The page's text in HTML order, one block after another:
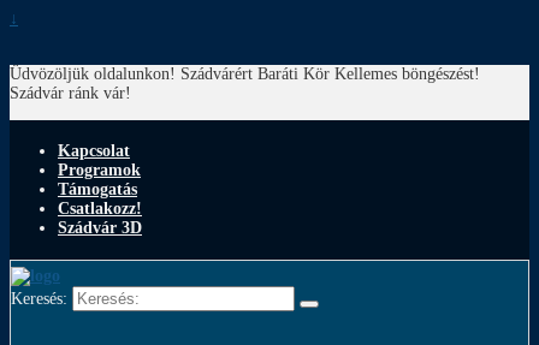
↓
Üdvözöljük oldalunkon! Szádvárért Baráti Kör Kellemes böngészést!
Szádvár ránk vár!
Kapcsolat
Programok
Támogatás
Csatlakozz!
Szádvár 3D
Keresés: